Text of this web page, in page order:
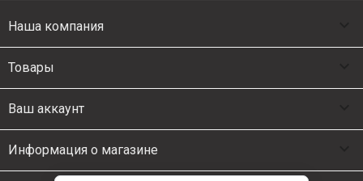
Наша компания
Товары
Ваш аккаунт
Информация о магазине